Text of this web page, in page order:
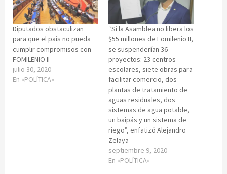
Diputados obstaculizan
para que el país no pueda
cumplir compromisos con
FOMILENIO II
julio 30, 2020
En «POLÍTICA»
“Si la Asamblea no libera los
$55 millones de Fomilenio II,
se suspenderían 36
proyectos: 23 centros
escolares, siete obras para
facilitar comercio, dos
plantas de tratamiento de
aguas residuales, dos
sistemas de agua potable,
un baipás y un sistema de
riego”, enfatizó Alejandro
Zelaya
septiembre 9, 2020
En «POLÍTICA»